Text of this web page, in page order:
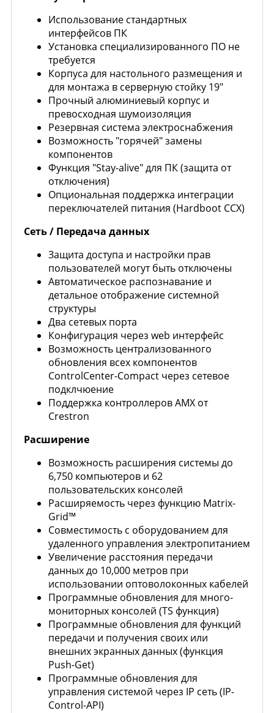
Использование стандартных
интерфейсов ПК
Установка специализированного ПО не
требуется
Корпуса для настольного размещения и
для монтажа в серверную стойку 19"
Прочный алюминиевый корпус и
превосходная шумоизоляция
Резервная система электроснабжения
Возможность "горячей" замены
компонентов
Функция "Stay-alive" для ПК (защита от
отключения)
Опциональная поддержка интеграции
переключателей питания (Hardboot CCX)
Сеть / Передача данных
Защита доступа и настройки прав
пользователей могут быть отключены
Автоматическое распознавание и
детальное отображение системной
структуры
Два сетевых порта
Конфигурация через web интерфейс
Возможность централизованного
обновления всех компонентов
ControlCenter-Compact через сетевое
подклчюение
Поддержка контроллеров AMX от
Crestron
Расширение
Возможность расширения системы до
6,750 компьютеров и 62
пользовательских консолей
Расширяемость через функцию Matrix-
Grid™
Совместимость с оборудованием для
удаленного управления электропитанием
Увеличение расстояния передачи
данных до 10,000 метров при
использовании оптоволоконных кабелей
Программные обновления для много-
мониторных консолей (TS функция)
Программные обновления для функций
передачи и получения своих или
внешних экранных данных (функция
Push-Get)
Программные обновления для
управления системой через IP сеть (IP-
Control-API)